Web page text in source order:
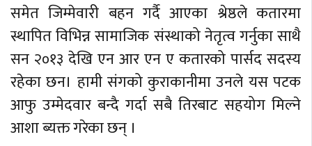
समेत जिम्मेवारी बहन गर्दै आएका श्रेष्ठले कतारमा
स्थापित विभिन्न सामाजिक संस्थाको नेतृत्व गर्नुका साथै
सन २०१३ देखि एन आर एन ए कतारको पार्सद सदस्य
रहेका छन। हामी संगको कुराकानीमा उनले यस पटक
आफु उम्मेदवार बन्दै गर्दा सबै तिरबाट सहयोग मिल्ने
आशा ब्यक्त गरेका छन् ।